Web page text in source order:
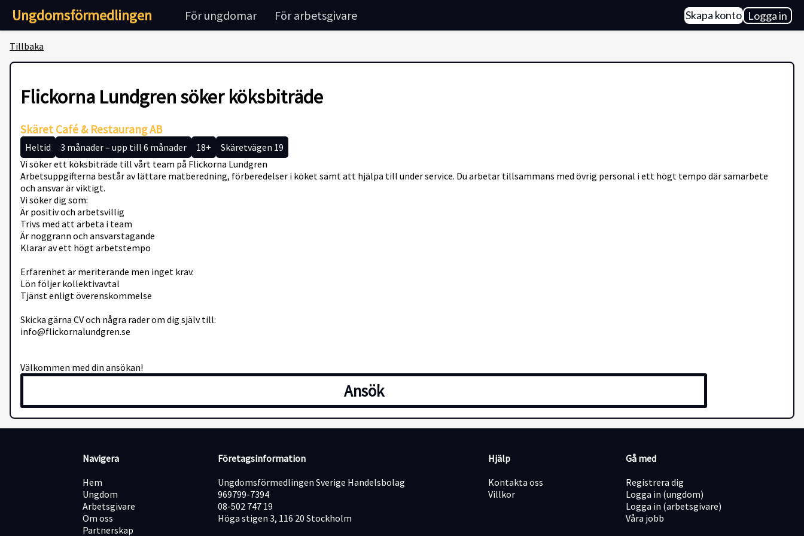
Ungdomsförmedlingen För ungdomar För arbetsgivare Skapa konto Logga in
Tillbaka
Flickorna Lundgren söker köksbiträde
Skäret Café & Restaurang AB
Heltid 3 månader – upp till 6 månader 18+
Skäretvägen 19
Vi söker ett köksbiträde till vårt team på Flickorna Lundgren
Arbetsuppgifterna består av lättare matberedning, förberedelser i köket samt att hjälpa till under service. Du arbetar tillsammans med övrig personal i ett högt tempo där samarbete
och ansvar är viktigt.
Vi söker dig som:
Är positiv och arbetsvillig
Trivs med att arbeta i team
Är noggrann och ansvarstagande
Klarar av ett högt arbetstempo
Erfarenhet är meriterande men inget krav.
Lön följer kollektivavtal
Tjänst enligt överenskommelse
Skicka gärna CV och några rader om dig själv till:
info@flickornalundgren.se
Välkommen med din ansökan!
Ansök
Navigera
Hem
Ungdom
Arbetsgivare
Om oss
Partnerskap
Företagsinformation
Ungdomsförmedlingen Sverige Handelsbolag
969799-7394
08-502 747 19
Höga stigen 3, 116 20 Stockholm
Hjälp
Kontakta oss
Villkor
Gå med
Registrera dig
Logga in (ungdom)
Logga in (arbetsgivare)
Våra jobb